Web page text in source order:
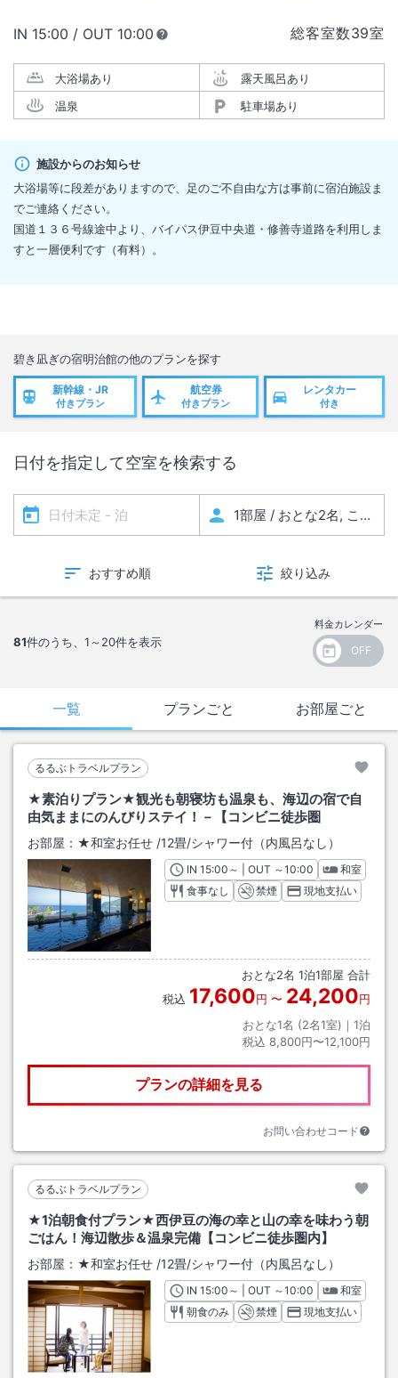
総客室数39室
IN チェックイン
15:00 / OUT チェックアウト
10:00
大浴場あり
露天風呂あり
温泉
駐車場あり
施設からのお知らせ
大浴場等に段差がありますので、足のご不自由な方は事前に宿泊施設ま
でご連絡ください。
国道１３６号線途中より、バイパス伊豆中央道・修善寺道路を利用しま
すと一層便利です（有料）。
碧き凪ぎの宿明治館の他のプランを探す
新幹線・JR
付きプラン
航空券
付きプラン
レンタカー
付き
日付を指定して空室を検索する
おすすめ順 絞り込み
81件のうち、 1～20件を表示
料金カレンダー
一覧 プランごと お部屋ごと
るるぶトラベルプラン
★素泊りプラン★観光も朝寝坊も温泉も、海辺の宿で自
由気ままにのんびりステイ！－【コンビニ徒歩圏
お部屋： ★和室お任せ /12畳/シャワー付（内風呂なし）
INチェックイン
15:00 ～ | OUT チェックアウト
～10:00
和室
食事なし
禁煙 現地支払い
おとな2名 1泊1部屋 合計
税込 17,600円 〜 24,200円
おとな1名 (2名1室)｜ 1泊
税込 8,800円〜12,100円
プランの詳細を見る
お問い合わせコード
るるぶトラベルプラン
★1泊朝食付プラン★西伊豆の海の幸と山の幸を味わう朝
ごはん！海辺散歩＆温泉完備【コンビニ徒歩圏内】
お部屋： ★和室お任せ /12畳/シャワー付（内風呂なし）
INチェックイン
15:00 ～ | OUT チェックアウト
～10:00
和室
朝食のみ
禁煙 現地支払い